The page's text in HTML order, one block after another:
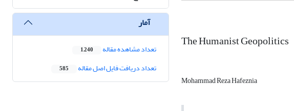
The Humanist Geopolitics
Mohammad Reza Hafeznia
آمار
تعداد مشاهده مقاله 1,240
تعداد دریافت فایل اصل مقاله 585